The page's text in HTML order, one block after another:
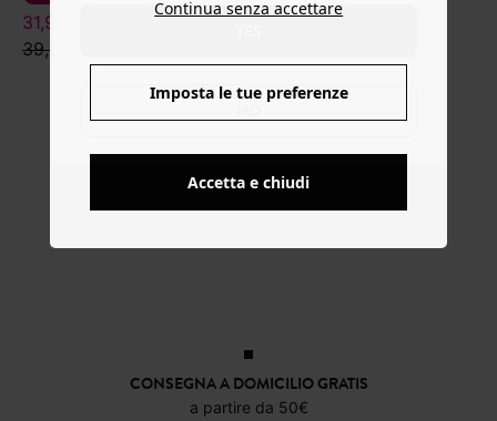
31,99 €
39,99 €
10,39 €
CONSEGNA A DOMICILIO GRATIS
a partire da 50€
Continua senza accettare
Imposta le tue preferenze
Accetta e chiudi